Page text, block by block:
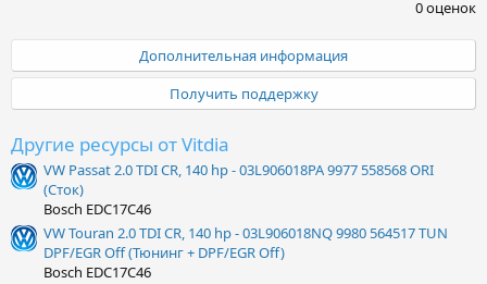
0
0
в
ё
0 оценок
Дополнительная информация
Получить поддержку
Другие ресурсы от Vitdia
VW Passat 2.0 TDI CR, 140 hp - 03L906018PA 9977 558568 ORI
(Сток)
Bosch EDC17C46
VW Touran 2.0 TDI CR, 140 hp - 03L906018NQ 9980 564517 TUN
DPF/EGR Off (Тюнинг + DPF/EGR Off)
Bosch EDC17C46